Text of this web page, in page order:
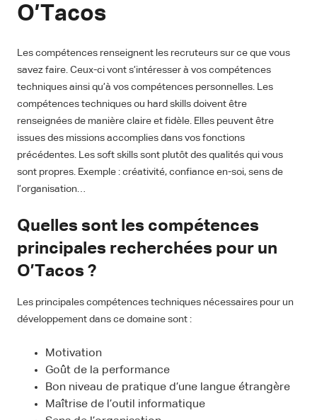
O’Tacos
Les compétences renseignent les recruteurs sur ce que vous
savez faire. Ceux-ci vont s’intéresser à vos compétences
techniques ainsi qu’à vos compétences personnelles. Les
compétences techniques ou hard skills doivent être
renseignées de manière claire et fidèle. Elles peuvent être
issues des missions accomplies dans vos fonctions
précédentes. Les soft skills sont plutôt des qualités qui vous
sont propres. Exemple : créativité, confiance en-soi, sens de
l’organisation…
Quelles sont les compétences
principales recherchées pour un
O’Tacos ?
Les principales compétences techniques nécessaires pour un
développement dans ce domaine sont :
Motivation
Goût de la performance
Bon niveau de pratique d’une langue étrangère
Maîtrise de l’outil informatique